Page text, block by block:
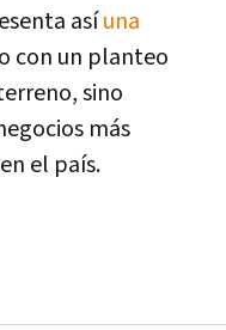
asíuna
con un planteo
sino
más
el país.